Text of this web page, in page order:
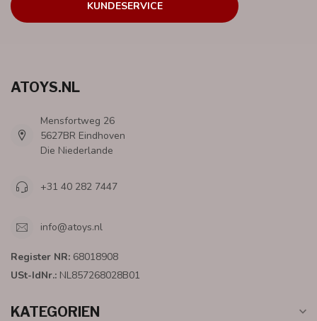
KUNDESERVICE
ATOYS.NL
Mensfortweg 26
5627BR Eindhoven
Die Niederlande
+31 40 282 7447
info@atoys.nl
Register NR: 68018908
USt-IdNr.: NL857268028B01
KATEGORIEN